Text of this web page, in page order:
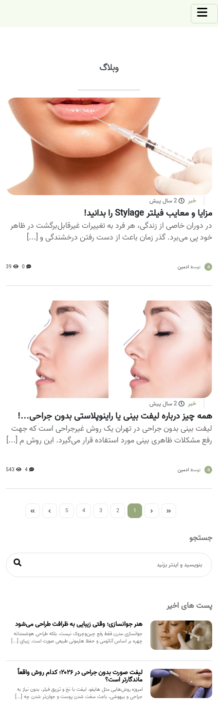
وبلاگ
خبر 2 سال پیش
مزایا و معایب فیلتر Stylage را بدانید!
در دوران خاصی از زندگی، هر فرد به تغییرات غیرقابل‌برگشت در ظاهر
خود پی می‌برد. گذر زمان باعث از دست رفتن درخشندگی و [...]
a توسط ادمین 0
39
خبر 2 سال پیش
همه چیز درباره لیفت بینی یا راینوپلاستی بدون جراحی...!
لیفت بینی بدون جراحی در تهران یک روش غیرجراحی است که جهت
رفع مشکلات ظاهری بینی مورد استفاده قرار می‌گیرد. این روش م [...]
a توسط ادمین 4
543
1
2
3
4
5
جستجو
پست های اخیر
هنر جوانسازی؛ وقتی زیبایی به ظرافت طراحی می‌شود
جوانسازی مدرن فقط رفع چین‌وچروک نیست، بلکه طراحی هوشمندانه
چهره بر اساس آناتومی و حفظ هارمونی طبیعی صورت است. زیبای [...]
لیفت صورت بدون جراحی در ۲۰۲۶؛ کدام روش واقعاً
ماندگارتر است؟
امروزه روش‌هایی مثل هایفو، لیفت با نخ و تزریق فیلر، بدون نیاز به
جراحی و بیهوشی، باعث سفت شدن پوست و جوان‌تر شدن چه [...]